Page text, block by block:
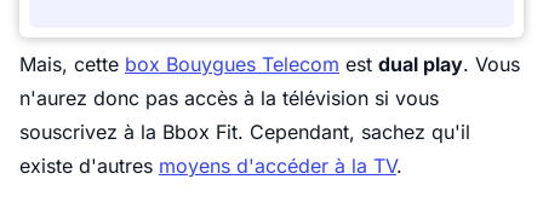
Mais, cette box Bouygues Telecom est dual play. Vous
n'aurez donc pas accès à la télévision si vous
souscrivez à la Bbox Fit. Cependant, sachez qu'il
existe d'autres moyens d'accéder à la TV.